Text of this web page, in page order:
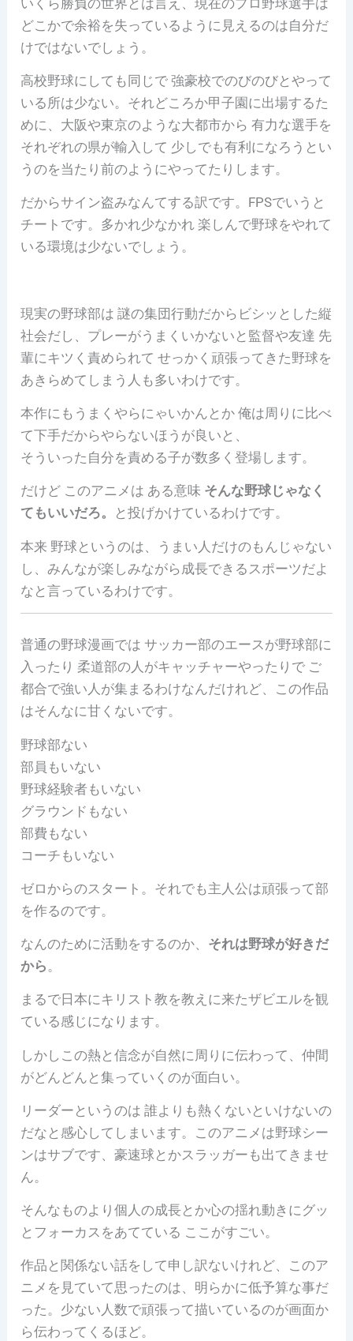
どこかで余裕を失っているように見えるのは自分だ
けではないでしょう。
高校野球にしても同じで 強豪校でのびのびとやって
いる所は少ない。それどころか甲子園に出場するた
めに、大阪や東京のような大都市から 有力な選手を
それぞれの県が輸入して 少しでも有利になろうとい
うのを当たり前のようにやってたりします。
だからサイン盗みなんてする訳です。FPSでいうと
チートです。多かれ少なかれ 楽しんで野球をやれて
いる環境は少ないでしょう。
現実の野球部は 謎の集団行動だからビシッとした縦
社会だし、プレーがうまくいかないと監督や友達 先
輩にキツく責められて せっかく頑張ってきた野球を
あきらめてしまう人も多いわけです。
本作にもうまくやらにゃいかんとか 俺は周りに比べ
て下手だからやらないほうが良いと、
そういった自分を責める子が数多く登場します。
だけど このアニメは ある意味 そんな野球じゃなく
てもいいだろ。
と投げかけているわけです。
本来 野球というのは、うまい人だけのもんじゃない
し、みんなが楽しみながら成長できるスポーツだよ
なと言っているわけです。
普通の野球漫画では サッカー部のエースが野球部に
入ったり 柔道部の人がキャッチャーやったりで ご
都合で強い人が集まるわけなんだけれど、この作品
はそんなに甘くないです。
野球部ない
部員もいない
野球経験者もいない
グラウンドもない
部費もない
コーチもいない
ゼロからのスタート。それでも主人公は頑張って部
を作るのです。
なんのために活動をするのか、 それは野球が好きだ
から。
まるで日本にキリスト教を教えに来たザビエルを観
ている感じになります。
しかしこの熱と信念が自然に周りに伝わって、仲間
がどんどんと集っていくのが面白い。
リーダーというのは 誰よりも熱くないといけないの
だなと感心してしまいます。このアニメは野球シー
ンはサブです、豪速球とかスラッガーも出てきませ
ん。
そんなものより個人の成長とか心の揺れ動きにグッ
とフォーカスをあてている ここがすごい。
作品と関係ない話をして申し訳ないけれど、このア
ニメを見ていて思ったのは、明らかに低予算な事だ
った。少ない人数で頑張って描いているのが画面か
ら伝わってくるほど。